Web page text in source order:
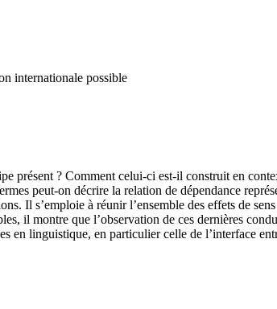
internationale possible
présent ? Comment celui-ci est-il construit en
peut-on décrire la relation de dépendance
Il s’emploie à réunir l’ensemble des effets de
il montre que l’observation de ces dernières
en linguistique, en particulier celle de l’interface